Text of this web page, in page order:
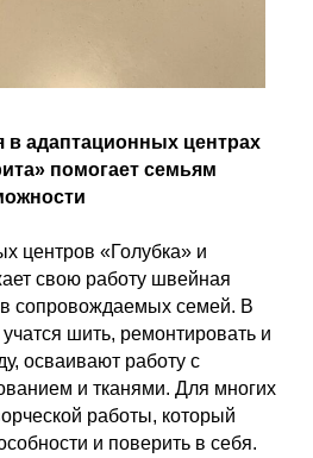
в адаптационных центрах
помогает семьям
центров «Голубка» и
свою работу швейная
сопровождаемых семей. В
шить, ремонтировать и
осваивают работу с
и тканями. Для многих
работы, который
и поверить в себя.